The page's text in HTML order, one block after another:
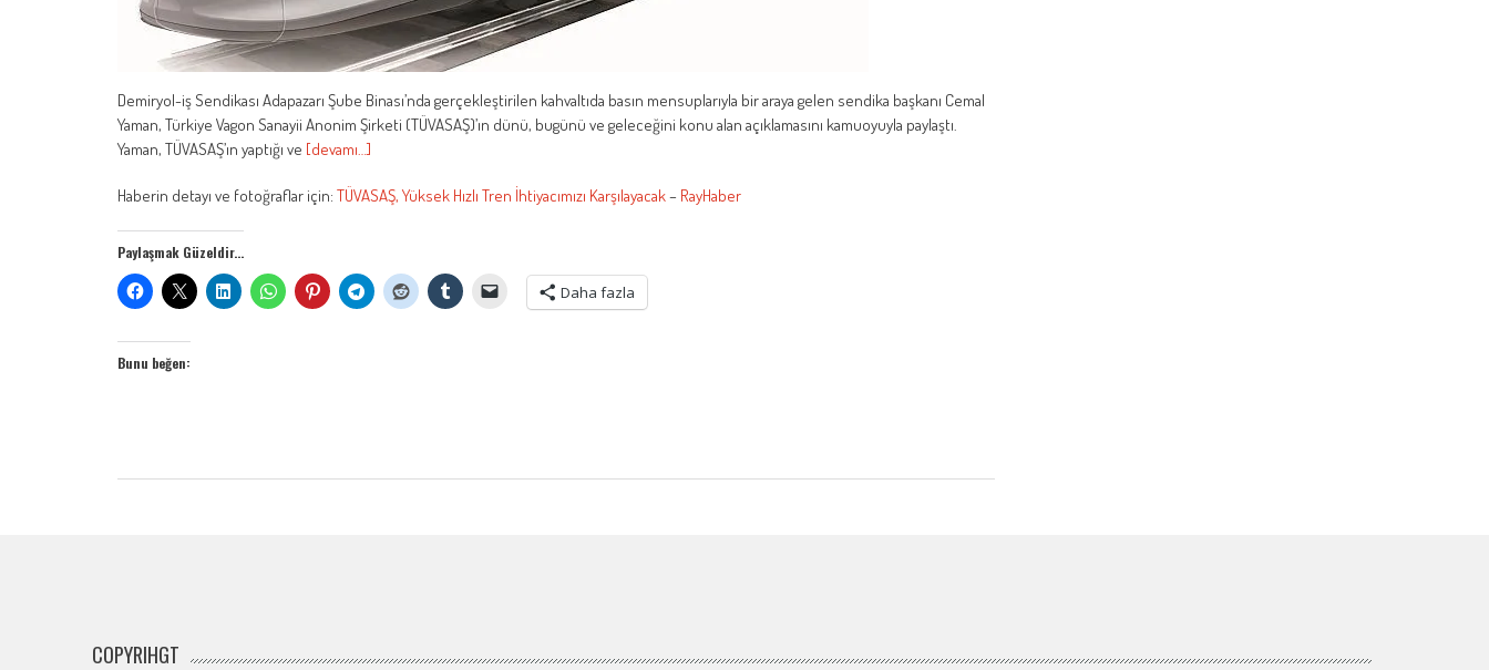
Demiryol-iş Sendikası Adapazarı Şube Binası’nda gerçekleştirilen kahvaltıda basın mensuplarıyla bir araya gelen sendika başkanı Cemal
Yaman, Türkiye Vagon Sanayii Anonim Şirketi (TÜVASAŞ)’ın dünü, bugünü ve geleceğini konu alan açıklamasını kamuoyuyla paylaştı.
Yaman, TÜVASAŞ’ın yaptığı ve [devamı…]
Haberin detayı ve fotoğraflar için: TÜVASAŞ, Yüksek Hızlı Tren İhtiyacımızı Karşılayacak– RayHaber
Paylaşmak Güzeldir...
Daha fazla
Bunu beğen:
COPYRIHGT